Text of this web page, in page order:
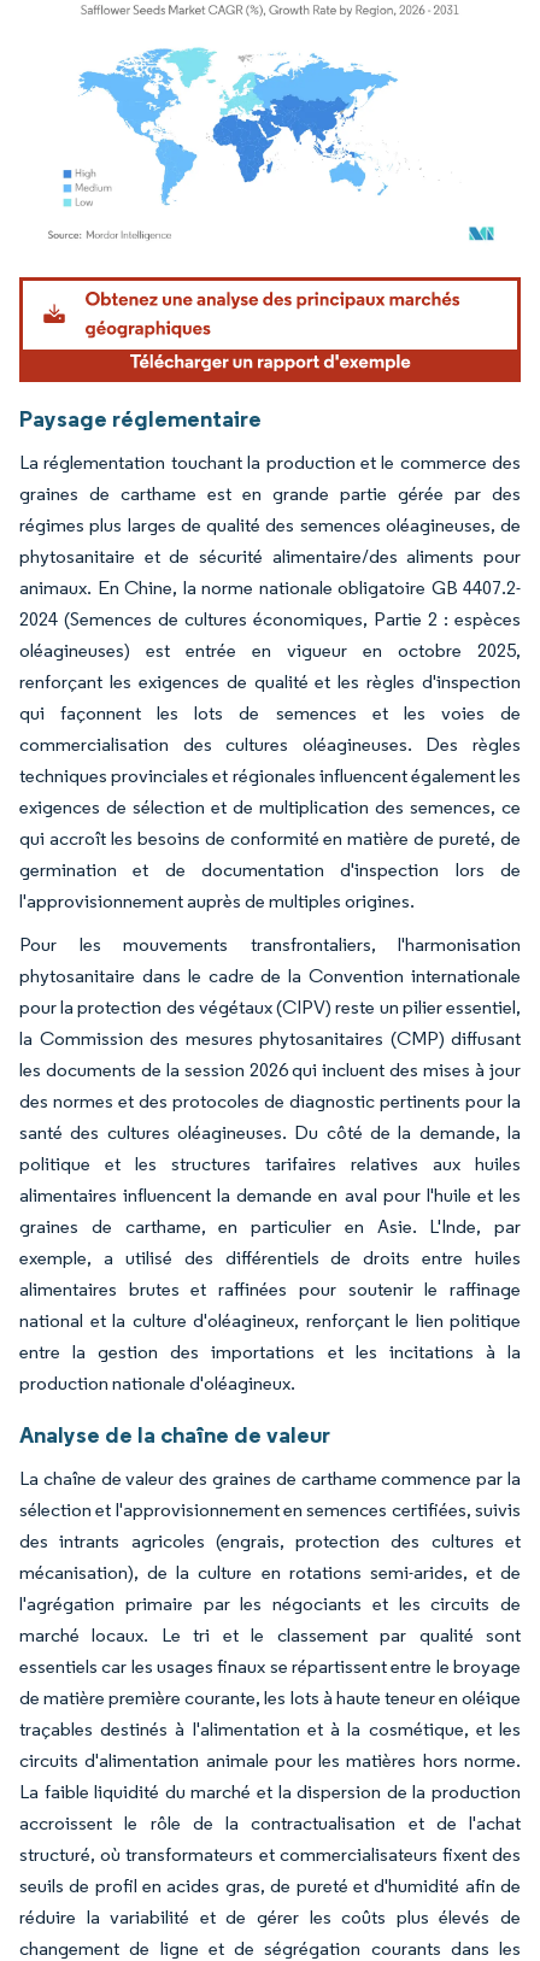
Image © Mordor Intelligence. La réutilisation nécessite une attribution sous CC BY
Paysage réglementaire
La réglementation touchant la production et le commerce des
graines de carthame est en grande partie gérée par des
régimes plus larges de qualité des semences oléagineuses, de
phytosanitaire et de sécurité alimentaire/des aliments pour
animaux. En Chine, la norme nationale obligatoire GB 4407.2-
2024 (Semences de cultures économiques, Partie 2 : espèces
oléagineuses) est entrée en vigueur en octobre 2025,
renforçant les exigences de qualité et les règles d'inspection
qui façonnent les lots de semences et les voies de
commercialisation des cultures oléagineuses. Des règles
techniques provinciales et régionales influencent également les
exigences de sélection et de multiplication des semences, ce
qui accroît les besoins de conformité en matière de pureté, de
germination et de documentation d'inspection lors de
l'approvisionnement auprès de multiples origines.
Pour les mouvements transfrontaliers, l'harmonisation
phytosanitaire dans le cadre de la Convention internationale
pour la protection des végétaux (CIPV) reste un pilier essentiel,
la Commission des mesures phytosanitaires (CMP) diffusant
les documents de la session 2026 qui incluent des mises à jour
des normes et des protocoles de diagnostic pertinents pour la
santé des cultures oléagineuses. Du côté de la demande, la
politique et les structures tarifaires relatives aux huiles
alimentaires influencent la demande en aval pour l'huile et les
graines de carthame, en particulier en Asie. L'Inde, par
exemple, a utilisé des différentiels de droits entre huiles
alimentaires brutes et raffinées pour soutenir le raffinage
national et la culture d'oléagineux, renforçant le lien politique
entre la gestion des importations et les incitations à la
production nationale d'oléagineux.
Analyse de la chaîne de valeur
La chaîne de valeur des graines de carthame commence par la
sélection et l'approvisionnement en semences certifiées, suivis
des intrants agricoles (engrais, protection des cultures et
mécanisation), de la culture en rotations semi-arides, et de
l'agrégation primaire par les négociants et les circuits de
marché locaux. Le tri et le classement par qualité sont
essentiels car les usages finaux se répartissent entre le broyage
de matière première courante, les lots à haute teneur en oléique
traçables destinés à l'alimentation et à la cosmétique, et les
circuits d'alimentation animale pour les matières hors norme.
La faible liquidité du marché et la dispersion de la production
accroissent le rôle de la contractualisation et de l'achat
structuré, où transformateurs et commercialisateurs fixent des
seuils de profil en acides gras, de pureté et d'humidité afin de
réduire la variabilité et de gérer les coûts plus élevés de
changement de ligne et de ségrégation courants dans les